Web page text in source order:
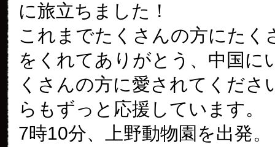
に旅立ちました！
これまでたくさんの方にたく
をくれてありがとう、中国に
くさんの方に愛されてくださ
らもずっと応援しています。
7時10分、上野動物園を出発